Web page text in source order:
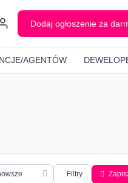
Dodaj ogłoszenie za
AGENTÓW
Filtry